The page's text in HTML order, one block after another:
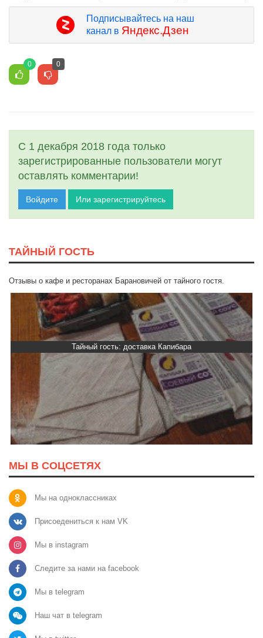
Подписывайтесь на наш
канал в Яндекс.Дзен
0 0
С 1 декабря 2018 года только
зарегистрированные пользователи могут
оставлять комментарии!
Войдите Или зарегистрируйтесь
ТАЙНЫЙ ГОСТЬ
Отзывы о кафе и ресторанах Барановичей от тайного гостя.
Тайный гость: доставка Капибара
МЫ В СОЦСЕТЯХ
Мы на одноклассниках
Присоедениться к нам VK
Мы в instagram
Следите за нами на facebook
Мы в telegram
Наш чат в telegram